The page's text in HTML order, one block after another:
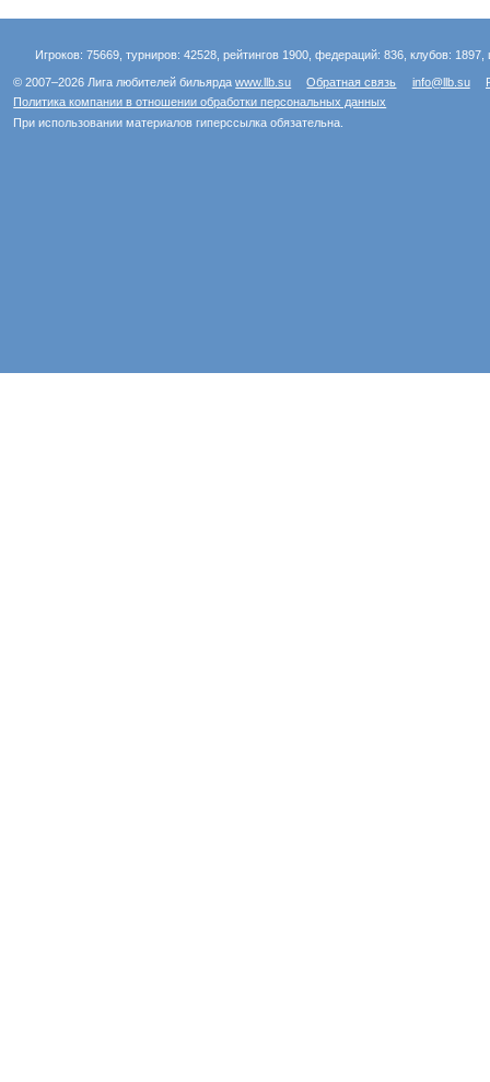
Игроков: 75669, турниров: 42528, рейтингов 1900, федераций: 836, клубов:
© 2007–2026 Лига любителей бильярдаwww.llb.su Обратная связь info@llb.su
Политика компании в отношении обработки персональных данных
При использовании материалов гиперссылка обязательна.